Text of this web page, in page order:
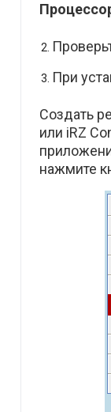
При
Создать
или iRZ
нажмите